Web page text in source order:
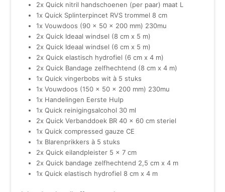
2x Quick nitril handschoenen (per paar) maat L
1x Quick Splinterpincet RVS trommel 8 cm
1x Vouwdoos (90 x 50 x 200 mm) 230mu
2x Quick Ideaal windsel (8 cm x 5 m)
2x Quick Ideaal windsel (6 cm x 5 m)
2x Quick elastisch hydrofiel (6 cm x 4 m)
2x Quick Bandage zelfhechtend (8 cm x 4 m)
1x Quick vingerbobs wit à 5 stuks
1x Vouwdoos (150 x 50 x 200 mm) 230mu
1x Handelingen Eerste Hulp
1x Quick reinigingsalcohol 30 ml
2x Quick Verbanddoek BR 40 x 60 cm steriel
1x Quick compressed gauze CE
1x Blarenprikkers à 5 stuks
2x Quick eilandpleister 5 x 7 cm
2x Quick bandage zelfhechtend 2,5 cm x 4 m
1x Quick elastisch hydrofiel 8 cm x 4 m